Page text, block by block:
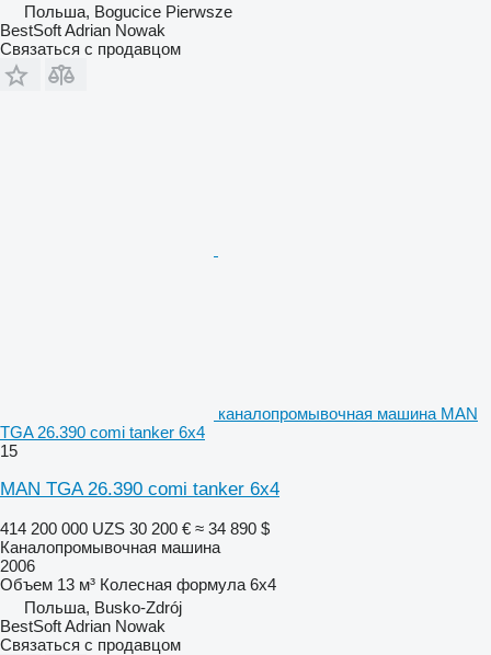
Польша, Bogucice Pierwsze
BestSoft Adrian Nowak
Связаться с продавцом
каналопромывочная машина MAN
TGA 26.390 comi tanker 6x4
15
MAN TGA 26.390 comi tanker 6x4
414 200 000 UZS 30 200 € ≈ 34 890 $
Каналопромывочная машина
2006
Объем 13 м³ Колесная формула 6x4
Польша, Busko-Zdrój
BestSoft Adrian Nowak
Связаться с продавцом